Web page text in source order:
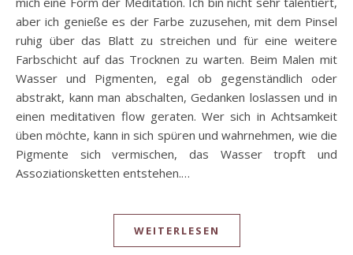
aber ich genieße es der Farbe zuzusehen, mit dem Pinsel
ruhig über das Blatt zu streichen und für eine weitere
Farbschicht auf das Trocknen zu warten. Beim Malen mit
Wasser und Pigmenten, egal ob gegenständlich oder
abstrakt, kann man abschalten, Gedanken loslassen und in
einen meditativen flow geraten. Wer sich in Achtsamkeit
üben möchte, kann in sich spüren und wahrnehmen, wie die
Pigmente sich vermischen, das Wasser tropft und
Assoziationsketten entstehen.…
WEITERLESEN